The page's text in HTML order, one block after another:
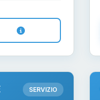
SERVIZIO